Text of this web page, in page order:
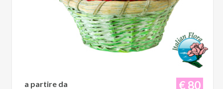
€ 80
a partire da